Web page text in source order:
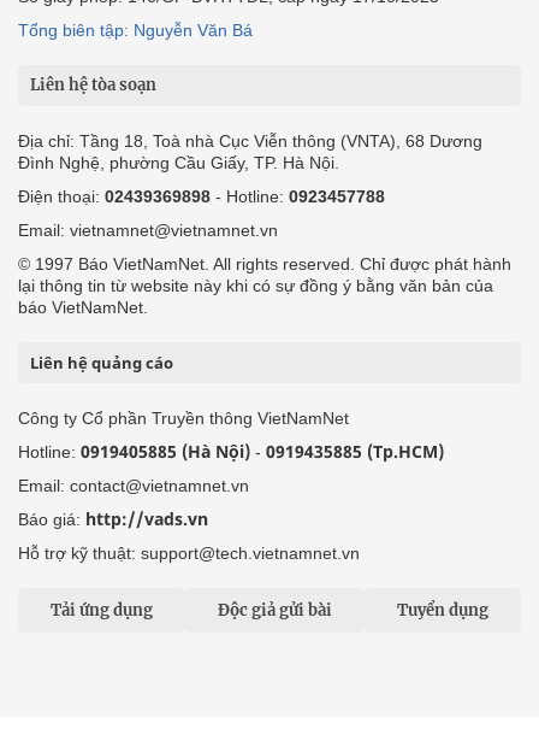
Tổng biên tập: Nguyễn Văn Bá
Liên hệ tòa soạn
Địa chỉ: Tầng 18, Toà nhà Cục Viễn thông (VNTA), 68 Dương
Đình Nghệ, phường Cầu Giấy, TP. Hà Nội.
Điện thoại: 02439369898 - Hotline: 0923457788
Email: vietnamnet@vietnamnet.vn
© 1997 Báo VietNamNet. All rights reserved. Chỉ được phát hành
lại thông tin từ website này khi có sự đồng ý bằng văn bản của
báo VietNamNet.
Liên hệ quảng cáo
Công ty Cổ phần Truyền thông VietNamNet
Hotline: 0919405885 (Hà Nội) - 0919435885 (Tp.HCM)
Email: contact@vietnamnet.vn
Báo giá: http://vads.vn
Hỗ trợ kỹ thuật: support@tech.vietnamnet.vn
Tải ứng dụng Độc giả gửi bài Tuyển dụng